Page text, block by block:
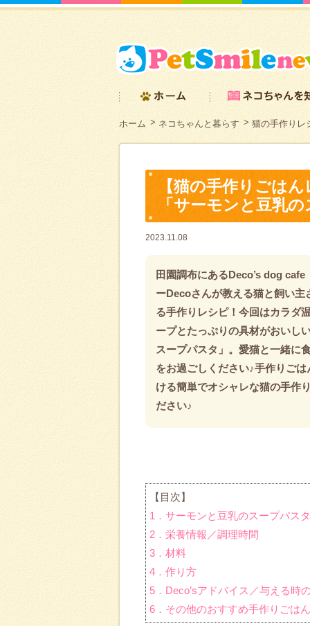
ホーム ネコちゃんと暮らす 猫の手作りレ
【猫の手作りごは
「サーモンと豆乳
2023.11.08
田園調布にあるDeco’s dog
ーDecoさんが教える猫と飼い主
る手作りレシピ！今回はカラダ
ープとたっぷりの具材がおいし
スープパスタ」。愛猫と一緒に
をお過ごしください♪手作りご
ける簡単でオシャレな猫の手作
ださい♪
【目次】
1．サーモンと豆乳のスープパス
2．栄養情報／調理時間
3．材料
4．作り方
5．Deco’sアドバイス／与える時
6．その他のおすすめ手作りごはん